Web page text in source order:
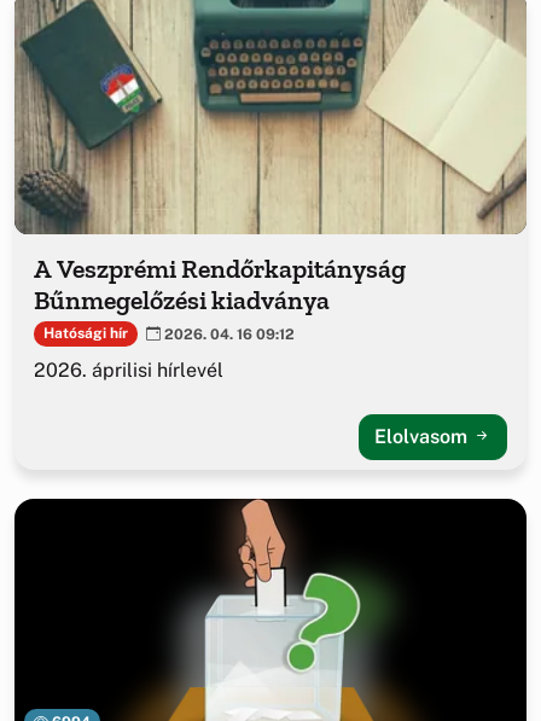
A Veszprémi Rendőrkapitányság
Bűnmegelőzési kiadványa
Hatósági hír 2026. 04. 16 09:12
2026. áprilisi hírlevél
Elolvasom